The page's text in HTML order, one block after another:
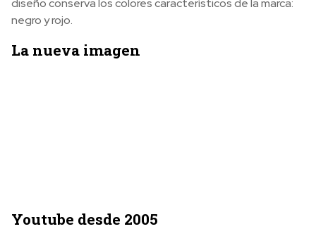
diseño conserva los colores característicos de la marca:
negro y rojo.
La nueva imagen
Youtube desde 2005